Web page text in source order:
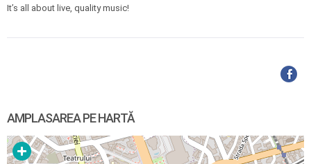
It’s all about live, quality music!
AMPLASAREA PE HARTĂ